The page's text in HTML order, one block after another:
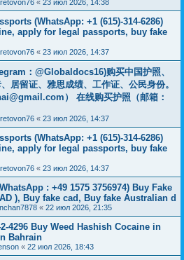
« 23 июл 2026, 14:38
(WhatsApp: +1 (615)-314-6286)
apply for legal passports, buy fake
« 23 июл 2026, 14:37
：@Globaldocs16)购买中国护照、
居留证、雅思成绩、工作证、公民身份。
） 在线购买护照（邮箱：
« 23 июл 2026, 14:37
(WhatsApp: +1 (615)-314-6286)
apply for legal passports, buy fake
« 23 июл 2026, 14:37
: +49 1575 3756974) Buy Fake
), Buy fake cad, Buy fake Australian d
« 22 июл 2026, 21:35
4296 Buy Weed Hashish Cocaine in
Bahrain
« 22 июл 2026, 18:43